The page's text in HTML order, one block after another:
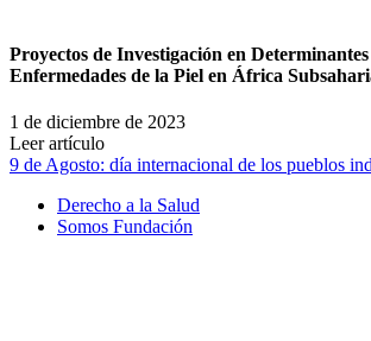
Proyectos de Investigación en Determinantes
Enfermedades de la Piel en África
1 de diciembre de 2023
Leer artículo
9 de Agosto: día internacional de los pueblos
Derecho a la Salud
Somos Fundación